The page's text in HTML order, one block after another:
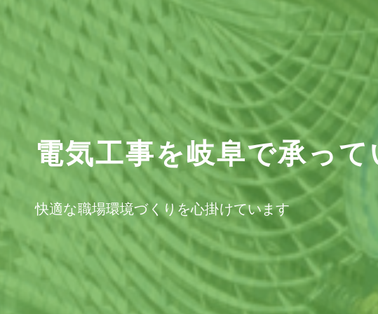
電気工事を岐阜で承っ
快適な職場環境づくりを心掛けています